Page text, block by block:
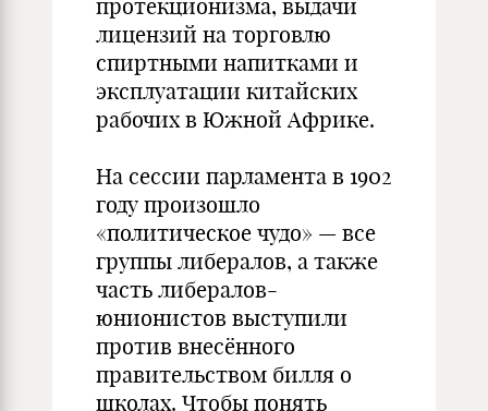
протекционизма, выдачи
лицензий на торговлю
спиртными напитками и
эксплуатации китайских
рабочих в Южной Африке.
На сессии парламента в 1902
году произошло
«политическое чудо» — все
группы либералов, а также
часть либералов-
юнионистов выступили
против внесённого
правительством билля о
школах. Чтобы понять